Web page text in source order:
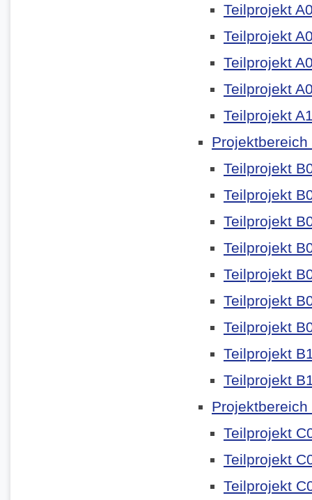
Teilprojekt
Teilprojekt
Teilprojekt
Teilprojekt
Teilprojekt
Projektbereich
Teilprojekt
Teilprojekt
Teilprojekt
Teilprojekt
Teilprojekt
Teilprojekt
Teilprojekt
Teilprojekt
Teilprojekt
Projektbereich
Teilprojekt
Teilprojekt
Teilprojekt